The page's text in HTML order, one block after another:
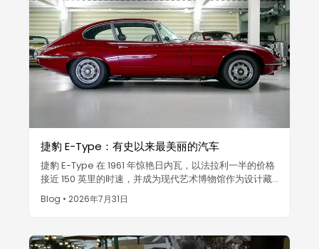
捷豹 E-Type：有史以来最美丽的汽车
捷豹 E-Type 在 1961 年惊艳日内瓦，以法拉利一半的价格
接近 150 英里的时速，并成为现代艺术博物馆作为设计藏
品收藏的稀有车型。恩佐·法拉利称其为有史以来最美丽的
汽车。
Blog • 2026年7月31日